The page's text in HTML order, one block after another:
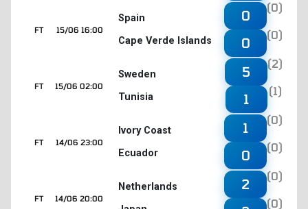
15/06 16:00
FT
Spain
Cape Verde Islands
0
(0)
0
(0)
15/06 02:00
FT
Sweden
Tunisia
5
(2)
1
(1)
14/06 23:00
FT
Ivory Coast
Ecuador
1
(0)
0
(0)
14/06 20:00
FT
Netherlands
2
(0)
(0)